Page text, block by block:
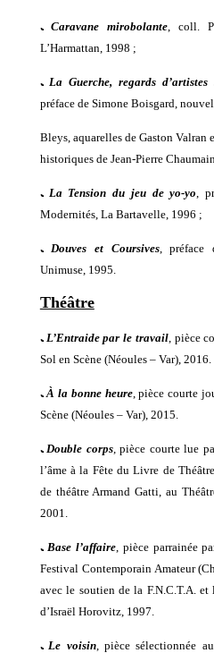
ﹳ Caravane mirobolante, coll.
L’Harmattan, 1998 ;
ﹳ La Guerche, regards
préface de Simone Boisgard,
Bleys, aquarelles de Gaston Valran
historiques de Jean-Pierre
ﹳ La Tension du jeu de yo-yo,
Modernités, La Bartavelle, 1996 ;
ﹳ Douves et Coursives, préface
Unimuse, 1995.
Théâtre
ﹳ L’Entraide par le travail, pièce
Sol en Scène(Néoules– Var), 2016.
ﹳ À la bonne heure, pièce courte
Scène (Néoules – Var), 2015.
ﹳ Double corps, pièce courte lue
l’âme à la Fête du Livre de
de théâtre Armand Gatti, au
2001.
ﹳ Base l’affaire, pièce parrainée
Festival Contemporain Amateur
avec le soutien de la F.N.C.T.A. et
d’Israël Horovitz, 1997.
ﹳ Le voisin, pièce sélectionnée